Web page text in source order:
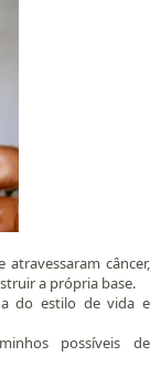
câncer,
a própria base.
do estilo de vida e
possíveis de